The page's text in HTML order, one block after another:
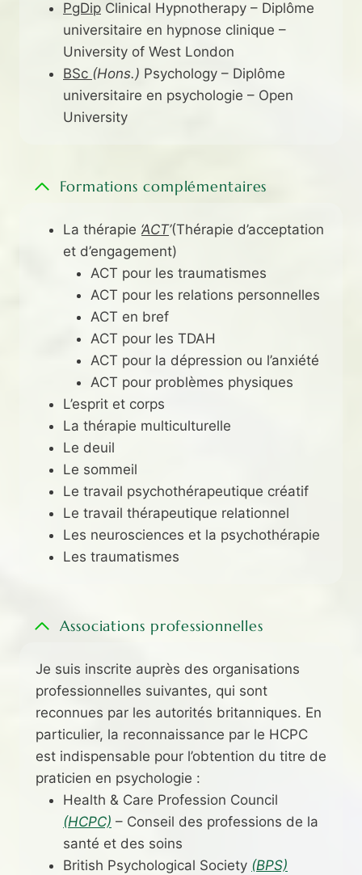
PgDip Clinical Hypnotherapy – Diplôme
universitaire en hypnose clinique –
University of West London
BSc (Hons.) Psychology – Diplôme
universitaire en psychologie – Open
University
Formations complémentaires
La thérapie ACT’(Thérapie d’acceptation
et d’engagement)
ACT pour les traumatismes
ACT pour les relations personnelles
ACT en bref
ACT pour les TDAH
ACT pour la dépression ou l’anxiété
ACT pour problèmes physiques
L’esprit et corps
La thérapie multiculturelle
Le deuil
Le sommeil
Le travail psychothérapeutique créatif
Le travail thérapeutique relationnel
Les neurosciences et la psychothérapie
Les traumatismes
Associations professionnelles
Je suis inscrite auprès des organisations
professionnelles suivantes, qui sont
reconnues par les autorités britanniques. En
particulier, la reconnaissance par le HCPC
est indispensable pour l’obtention du titre de
praticien en psychologie :
Health & Care Profession Council
(HCPC) – Conseil des professions de la
santé et des soins
British Psychological Society (BPS)